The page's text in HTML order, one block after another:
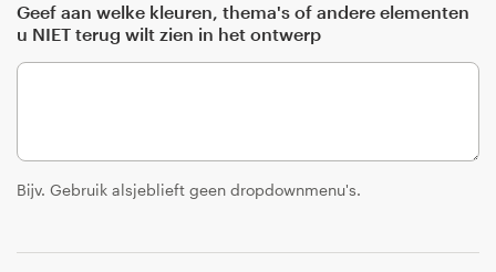
Geef aan welke kleuren, thema's of andere elementen
u NIET terug wilt zien in het ontwerp
Bijv. Gebruik alsjeblieft geen dropdownmenu's.